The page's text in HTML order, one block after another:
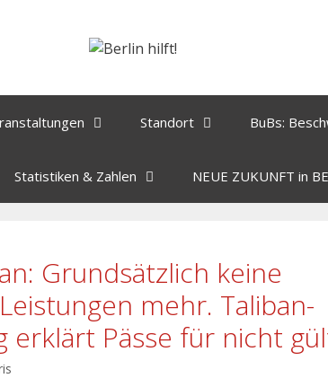
Standort BuBs:
Statistiken & Zahlen NEUE ZUKUNFT in
Grundsätzlich keine
mehr. Taliban-
erklärt Pässe für nicht